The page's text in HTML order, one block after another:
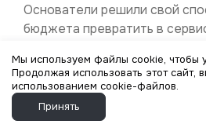
Основатели решили свой
бюджета превратить в
Готово
Мы используем файлы cookie, чтобы
Продолжая использовать этот сайт,
использованием cookie-файлов.
Принять